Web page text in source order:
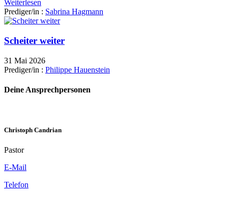
Weiterlesen
Prediger/in : Sabrina Hagmann
Scheiter weiter
31 Mai 2026
Prediger/in : Philippe Hauenstein
Deine Ansprechpersonen
Christoph Candrian
Pastor
E-Mail
Telefon